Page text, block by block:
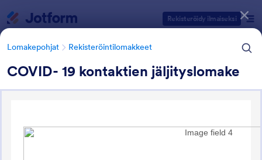
Rekisteröidy ilmaiseksi
Lomakepohjat Rekisteröintilomakkeet
COVID- 19 kontaktien jäljityslomake
Lomakepohjat Rekisteröintilomakkeet
Lomakepohjien kategoriat